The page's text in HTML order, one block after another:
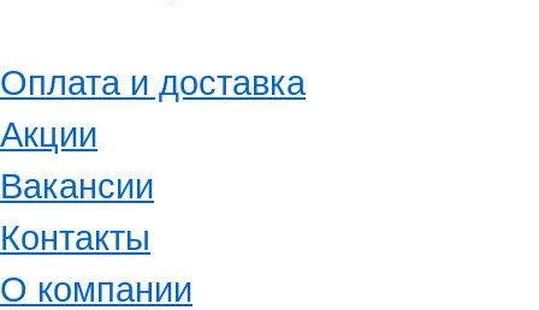
Оплата и доставка
Акции
Вакансии
Контакты
О компании